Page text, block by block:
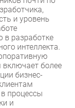
и уровень
в разработке
интеллекта.
включает более
бизнес-
процессы
и